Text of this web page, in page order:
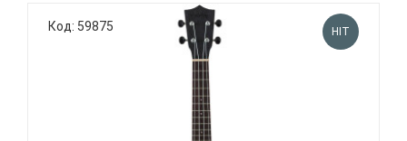
Код: 59875 HIT